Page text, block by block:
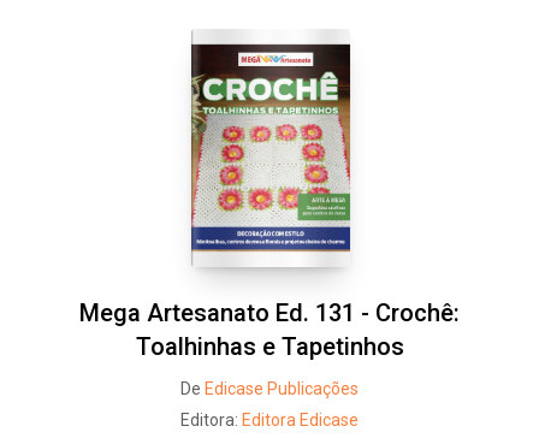
Mega Artesanato Ed. 131 - Crochê:
Toalhinhas e Tapetinhos
De Edicase Publicações
Editora: Editora Edicase